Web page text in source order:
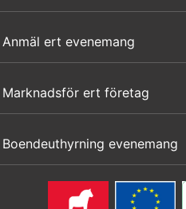
Anmäl ert evenemang
Marknadsför ert företag
Boendeuthyrning evenemang